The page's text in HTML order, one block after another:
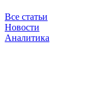
Все статьи
Новости
Аналитика